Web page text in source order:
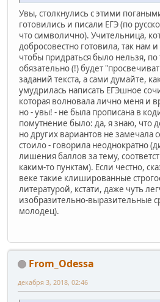
Увы, столкнулись с этими
готовились и писали ЕГЭ (по
что символично). Учительница,
добросовестно готовила, так нам
чтобы придраться было нельзя, по
обязательно (!) будет
заданий текста, а сами думайте,
умудрилась написать ЕГЭшное
которая волновала лично меня и
но - увы! - не была прописана в
помутнение было: да, я знаю, что
но других вариантов не замечала
стоило - говорила неоднократно
лишения баллов за тему,
каким-то пунктам). Если честно,
веке такие клишированные
литературой, кстати, даже чуть
изобразительно-выразительные
молодец).
From_Odessa
декабря 3, 2018, 02:46